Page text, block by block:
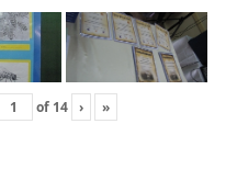
of 14 › »